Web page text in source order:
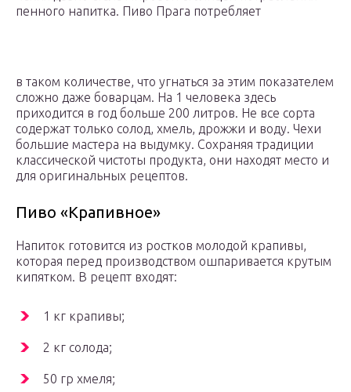
пенного напитка. Пиво Прага потребляет
в таком количестве, что угнаться за этим показателем
сложно даже боварцам. На 1 человека здесь
приходится в год больше 200 литров. Не все сорта
содержат только солод, хмель, дрожжи и воду. Чехи
большие мастера на выдумку. Сохраняя традиции
классической чистоты продукта, они находят место и
для оригинальных рецептов.
Пиво «Крапивное»
Напиток готовится из ростков молодой крапивы,
которая перед производством ошпаривается крутым
кипятком. В рецепт входят:
1 кг крапивы;
2 кг солода;
50 гр хмеля;